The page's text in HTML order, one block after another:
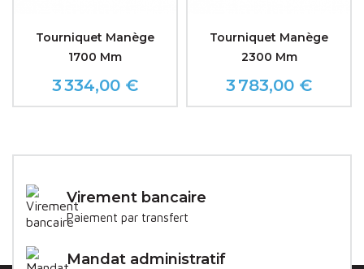
Tourniquet Manège
1700 Mm
Prix
3 334,00 €
Tourniquet Manège
2300 Mm
Prix
3 783,00 €
Virement bancaire
Paiement par transfert
Mandat administratif